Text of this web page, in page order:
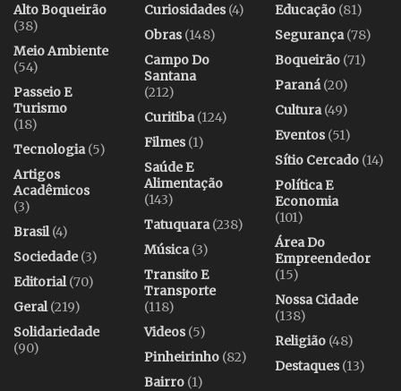
Alto Boqueirão
(38)
Meio Ambiente
(54)
Passeio E
Turismo
(18)
Tecnologia(5)
Artigos
Acadêmicos
(3)
Brasil(4)
Sociedade(3)
Editorial(70)
Geral(219)
Solidariedade
(90)
Curiosidades(4)
Obras(148)
Campo Do
Santana
(212)
Curitiba(124)
Filmes(1)
Saúde E
Alimentação
(143)
Tatuquara(238)
Música(3)
Transito E
Transporte
(118)
Videos(5)
Pinheirinho (82)
Bairro (1)
Educação (81)
Segurança(78)
Boqueirão (71)
Paraná(20)
Cultura(49)
Eventos(51)
Sítio Cercado (14)
Política E
Economia
(101)
Área Do
Empreendedor
(15)
Nossa Cidade
(138)
Religião (48)
Destaques(13)